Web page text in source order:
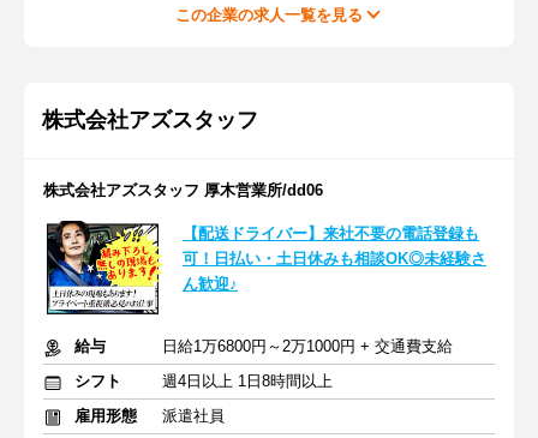
この企業の求人一覧を見る
株式会社アズスタッフ
株式会社アズスタッフ 厚木営業所/dd06
【配送ドライバー】来社不要の電話登録も
可！日払い・土日休みも相談OK◎未経験さ
ん歓迎♪
給与
日給1万6800円～2万1000円 + 交通費支給
シフト
週4日以上 1日8時間以上
雇用形態
派遣社員